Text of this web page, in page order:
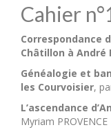
Cahier
Correspondance
Châtillon à André
Généalogie et
les Courvoisier,
L’ascendance
Myriam PROVENCE